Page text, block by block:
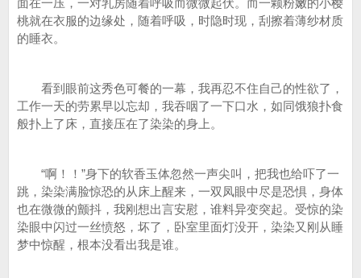
面在一压，一对乳房随着呼吸而微微起伏。而一颗粉嫩的小樱
桃就在衣服的边缘处，随着呼吸，时隐时现，刮擦着薄纱材质
的睡衣。
看到眼前这秀色可餐的一幕，我再忍不住自己的性欲了，
工作一天的劳累早以忘却，我吞咽了一下口水，如同饿狼扑食
般扑上了床，直接压在了染染的身上。
“啊！！”身下的软香玉体忽然一声尖叫，把我也给吓了一
跳，染染满脸惊恐的从床上醒来，一双凤眼中尽是恐惧，身体
也在微微的颤抖，我刚想出言安慰，谁料异变突起。受惊的染
染眼中闪过一丝愤怒，坏了，卧室里面灯没开，染染又刚从睡
梦中惊醒，根本没看出我是谁。